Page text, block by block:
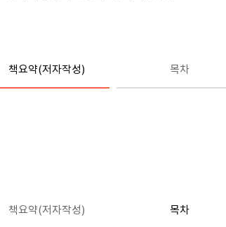
책요약(저자작성) 목차
책요약(저자작성) 목차